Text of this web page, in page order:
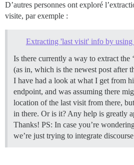
D’autres personnes ont exploré
visite, par exemple :
Extracting 'last visit' info by
Is there currently a way to extract the
(as in, which is the newest post after
I have had a look at what I get from
endpoint, and was assuming there
location of the last visit from there,
in there. Or is it? Any help is greatly
Thanks! PS: In case you’re
we’re just trying to integrate